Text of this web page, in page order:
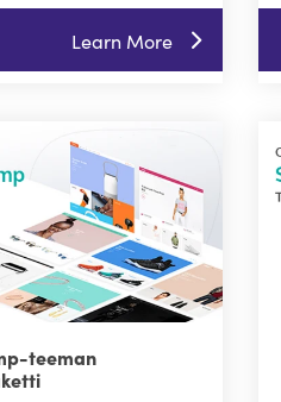
Learn More
teeman